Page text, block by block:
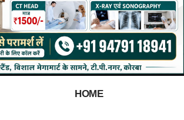
HOME